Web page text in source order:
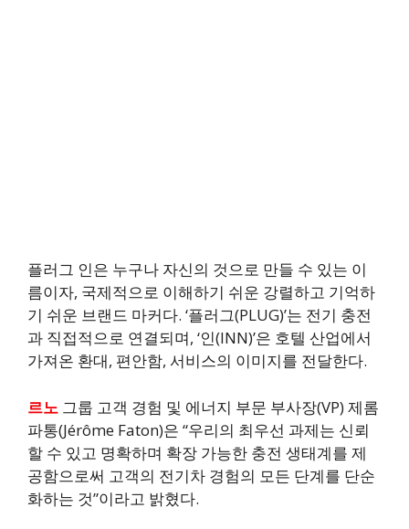
플러그 인은 누구나 자신의 것으로 만들 수 있는 이
름이자, 국제적으로 이해하기 쉬운 강렬하고 기억하
기 쉬운 브랜드 마커다. ‘플러그(PLUG)’는 전기 충전
과 직접적으로 연결되며, ‘인(INN)’은 호텔 산업에서
가져온 환대, 편안함, 서비스의 이미지를 전달한다.
르노 그룹 고객 경험 및 에너지 부문 부사장(VP) 제롬
파통(Jérôme Faton)은 “우리의 최우선 과제는 신뢰
할 수 있고 명확하며 확장 가능한 충전 생태계를 제
공함으로써 고객의 전기차 경험의 모든 단계를 단순
화하는 것”이라고 밝혔다.